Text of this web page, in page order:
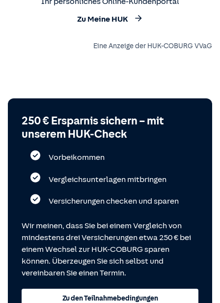
Zu Meine HUK
Eine Anzeige der HUK-COBURG VVaG
250 € Ersparnis sichern – mit
unserem HUK-Check
Vorbeikommen
Vergleichsunterlagen mitbringen
Versicherungen checken und sparen
Wir meinen, dass Sie bei einem Vergleich von
mindestens drei Versicherungen etwa 250 € bei
einem Wechsel zur HUK-COBURG sparen
können. Überzeugen Sie sich selbst und
vereinbaren Sie einen Termin.
Zu den Teilnahmebedingungen